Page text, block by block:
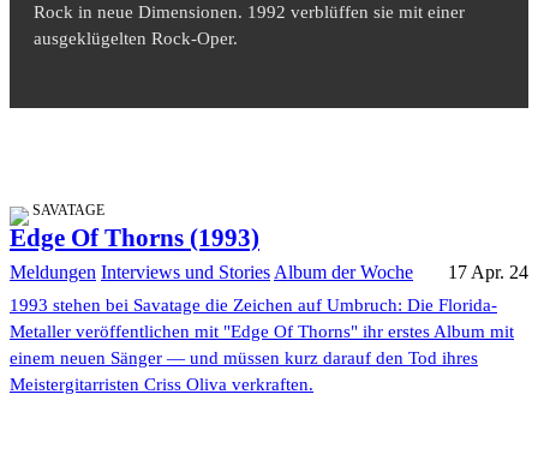
Rock in neue Dimensionen. 1992 verblüffen sie mit einer
ausgeklügelten Rock-Oper.
SAVATAGE
Edge Of Thorns (1993)
Meldungen Interviews und Stories Album der Woche 17 Apr. 24
1993 stehen bei Savatage die Zeichen auf Umbruch: Die Florida-
Metaller veröffentlichen mit "Edge Of Thorns" ihr erstes Album mit
einem neuen Sänger — und müssen kurz darauf den Tod ihres
Meistergitarristen Criss Oliva verkraften.